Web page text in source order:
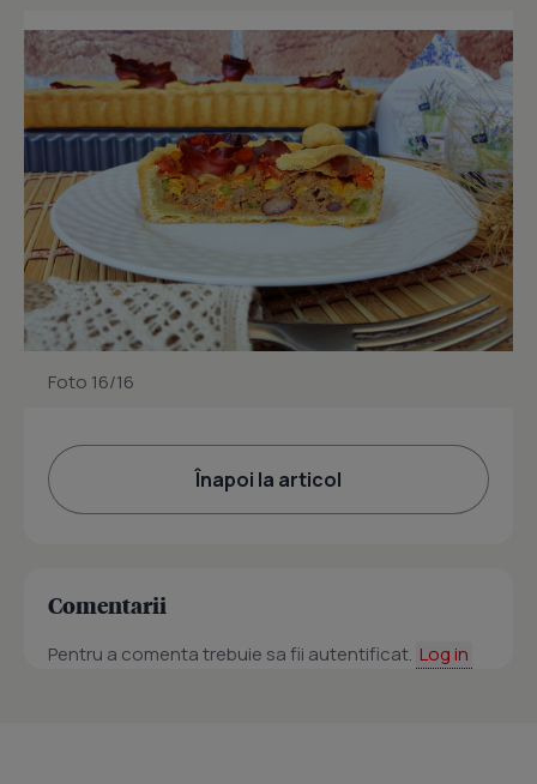
Foto 16/16
Înapoi la articol
Comentarii
Pentru a comenta trebuie sa fii autentificat. Log in